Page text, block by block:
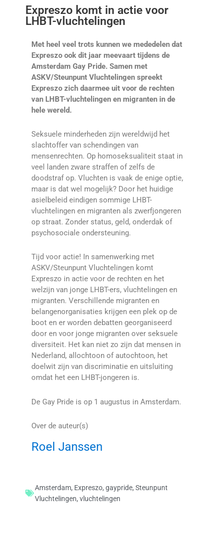
Expreszo komt in actie voor
LHBT-vluchtelingen
Met heel veel trots kunnen we mededelen dat
Expreszo ook dit jaar meevaart tijdens de
Amsterdam Gay Pride. Samen met
ASKV/Steunpunt Vluchtelingen spreekt
Expreszo zich daarmee uit voor de rechten
van LHBT-vluchtelingen en migranten in de
hele wereld.
Seksuele minderheden zijn wereldwijd het
slachtoffer van schendingen van
mensenrechten. Op homoseksualiteit staat in
veel landen zware straffen of zelfs de
doodstraf op. Vluchten is vaak de enige optie,
maar is dat wel mogelijk? Door het huidige
asielbeleid eindigen sommige LHBT-
vluchtelingen en migranten als zwerfjongeren
op straat. Zonder status, geld, onderdak of
psychosociale ondersteuning.
Tijd voor actie! In samenwerking met
ASKV/Steunpunt Vluchtelingen komt
Expreszo in actie voor de rechten en het
welzijn van jonge LHBT-ers, vluchtelingen en
migranten. Verschillende migranten en
belangenorganisaties krijgen een plek op de
boot en er worden debatten georganiseerd
door en voor jonge migranten over seksuele
diversiteit. Het kan niet zo zijn dat mensen in
Nederland, allochtoon of autochtoon, het
doelwit zijn van discriminatie en uitsluiting
omdat het een LHBT-jongeren is.
De Gay Pride is op 1 augustus in Amsterdam.
Over de auteur(s)
Roel Janssen
Amsterdam, Expreszo, gaypride, Steunpunt
Vluchtelingen, vluchtelingen